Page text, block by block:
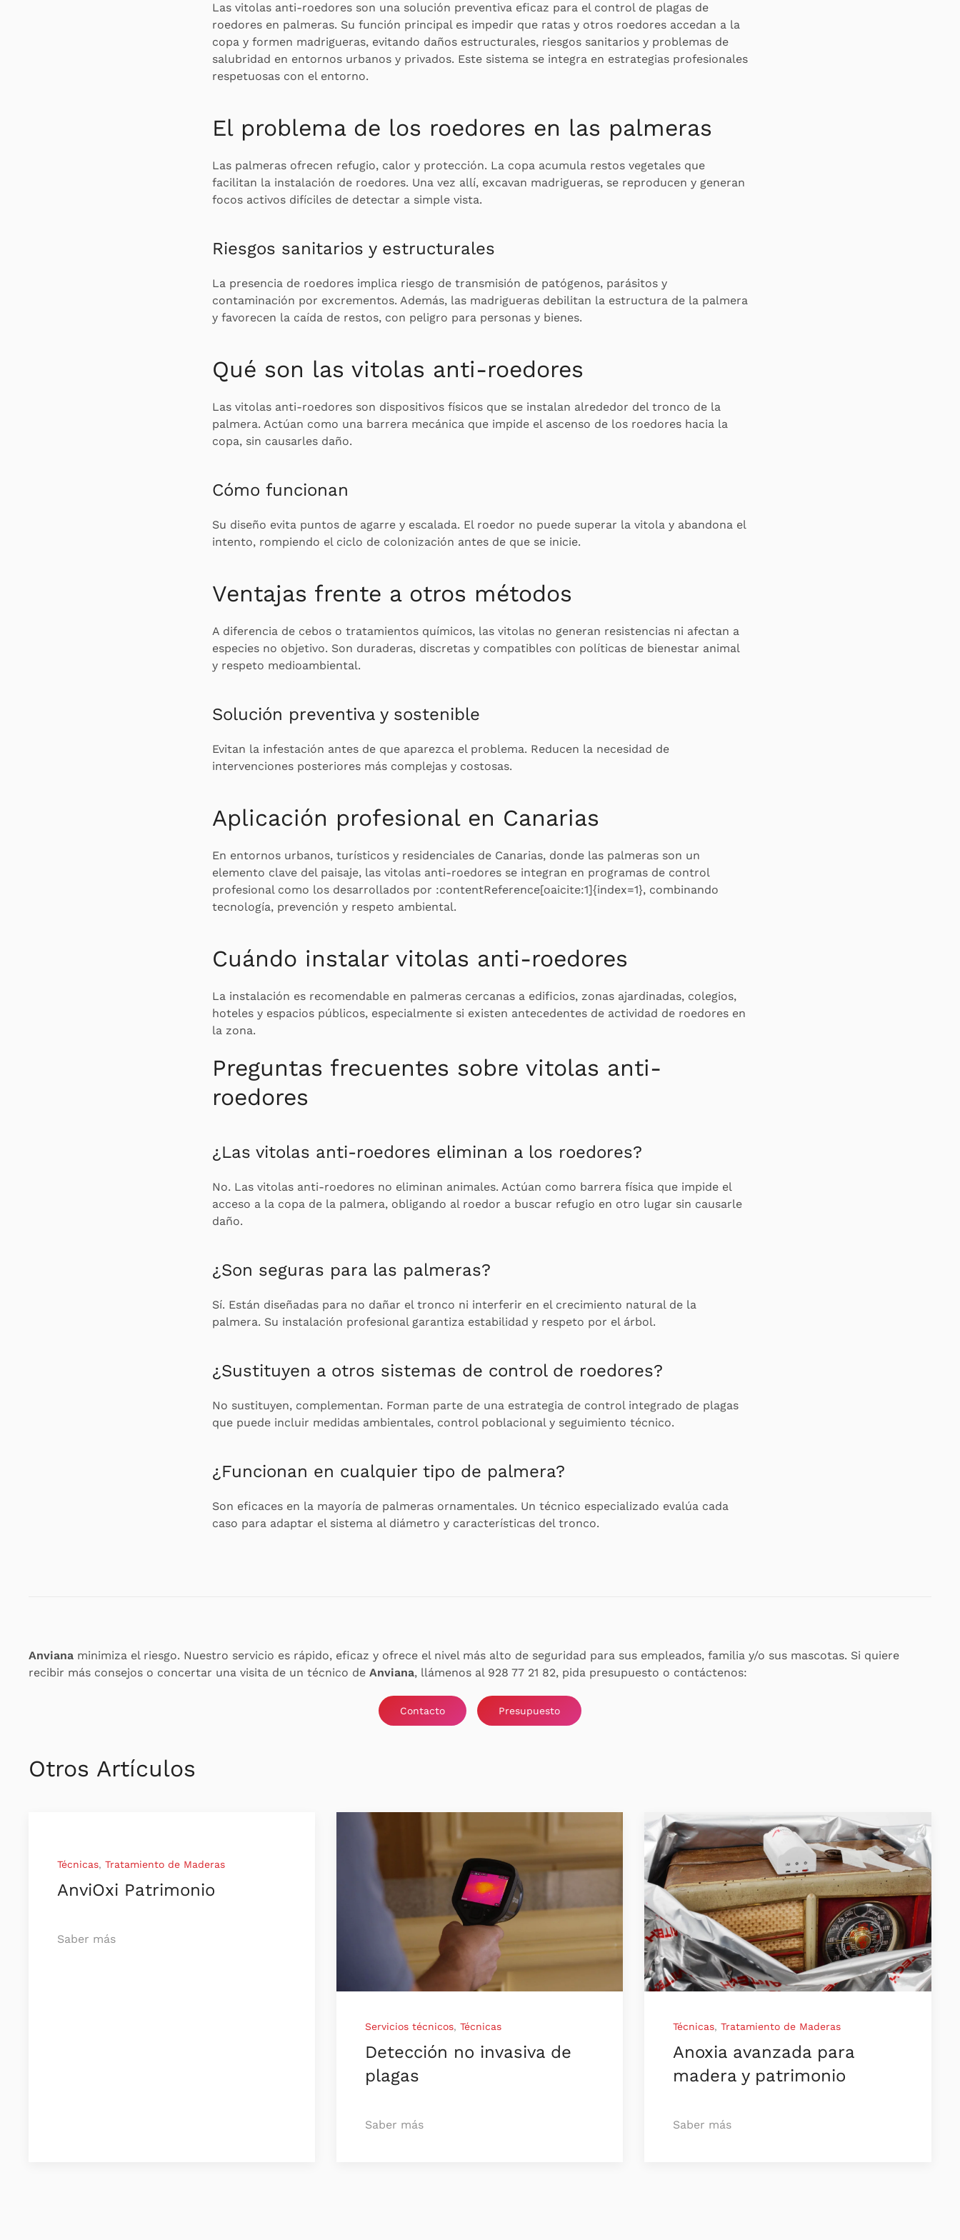
Las vitolas anti-roedores son una solución preventiva eficaz para el control de plagas de
roedores en palmeras. Su función principal es impedir que ratas y otros roedores accedan a la
copa y formen madrigueras, evitando daños estructurales, riesgos sanitarios y problemas de
salubridad en entornos urbanos y privados. Este sistema se integra en estrategias profesionales
respetuosas con el entorno.
El problema de los roedores en las palmeras
Las palmeras ofrecen refugio, calor y protección. La copa acumula restos vegetales que
facilitan la instalación de roedores. Una vez allí, excavan madrigueras, se reproducen y generan
focos activos difíciles de detectar a simple vista.
Riesgos sanitarios y estructurales
La presencia de roedores implica riesgo de transmisión de patógenos, parásitos y
contaminación por excrementos. Además, las madrigueras debilitan la estructura de la palmera
y favorecen la caída de restos, con peligro para personas y bienes.
Qué son las vitolas anti-roedores
Las vitolas anti-roedores son dispositivos físicos que se instalan alrededor del tronco de la
palmera. Actúan como una barrera mecánica que impide el ascenso de los roedores hacia la
copa, sin causarles daño.
Cómo funcionan
Su diseño evita puntos de agarre y escalada. El roedor no puede superar la vitola y abandona el
intento, rompiendo el ciclo de colonización antes de que se inicie.
Ventajas frente a otros métodos
A diferencia de cebos o tratamientos químicos, las vitolas no generan resistencias ni afectan a
especies no objetivo. Son duraderas, discretas y compatibles con políticas de bienestar animal
y respeto medioambiental.
Solución preventiva y sostenible
Evitan la infestación antes de que aparezca el problema. Reducen la necesidad de
intervenciones posteriores más complejas y costosas.
Aplicación profesional en Canarias
En entornos urbanos, turísticos y residenciales de Canarias, donde las palmeras son un
elemento clave del paisaje, las vitolas anti-roedores se integran en programas de control
profesional como los desarrollados por :contentReference[oaicite:1]{index=1}, combinando
tecnología, prevención y respeto ambiental.
Cuándo instalar vitolas anti-roedores
La instalación es recomendable en palmeras cercanas a edificios, zonas ajardinadas, colegios,
hoteles y espacios públicos, especialmente si existen antecedentes de actividad de roedores en
la zona.
Preguntas frecuentes sobre vitolas anti-
roedores
¿Las vitolas anti-roedores eliminan a los roedores?
No. Las vitolas anti-roedores no eliminan animales. Actúan como barrera física que impide el
acceso a la copa de la palmera, obligando al roedor a buscar refugio en otro lugar sin causarle
daño.
¿Son seguras para las palmeras?
Sí. Están diseñadas para no dañar el tronco ni interferir en el crecimiento natural de la
palmera. Su instalación profesional garantiza estabilidad y respeto por el árbol.
¿Sustituyen a otros sistemas de control de roedores?
No sustituyen, complementan. Forman parte de una estrategia de control integrado de plagas
que puede incluir medidas ambientales, control poblacional y seguimiento técnico.
¿Funcionan en cualquier tipo de palmera?
Son eficaces en la mayoría de palmeras ornamentales. Un técnico especializado evalúa cada
caso para adaptar el sistema al diámetro y características del tronco.
Anviana minimiza el riesgo. Nuestro servicio es rápido, eficaz y ofrece el nivel más alto de seguridad para sus empleados, familia y/o sus mascotas. Si quiere
recibir más consejos o concertar una visita de un técnico de Anviana, llámenos al 928 77 21 82, pida presupuesto o contáctenos:
Contacto Presupuesto
Otros Artículos
Técnicas, Tratamiento de Maderas
AnviOxi Patrimonio
Saber más
Servicios técnicos,Técnicas
Detección no invasiva de
plagas
Saber más
Técnicas,Tratamiento de Maderas
Anoxia avanzada para
madera y patrimonio
Saber más